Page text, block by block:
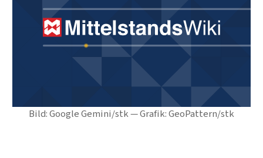
Bild: Google Gemini/stk — Grafik: GeoPattern/stk